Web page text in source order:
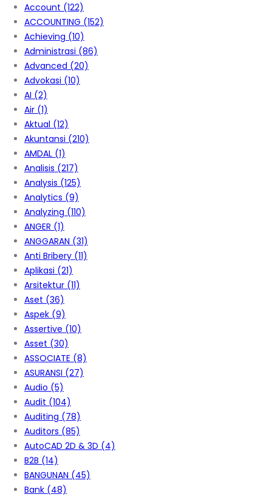
Account (122)
ACCOUNTING (152)
Achieving (10)
Administrasi (86)
Advanced (20)
Advokasi (10)
AI (2)
Air (1)
Aktual (12)
Akuntansi (210)
AMDAL (1)
Analisis (217)
Analysis (125)
Analytics (9)
Analyzing (110)
ANGER (1)
ANGGARAN (31)
Anti Bribery (11)
Aplikasi (21)
Arsitektur (11)
Aset (36)
Aspek (9)
Assertive (10)
Asset (30)
ASSOCIATE (8)
ASURANSI (27)
Audio (5)
Audit (104)
Auditing (78)
Auditors (85)
AutoCAD 2D & 3D (4)
B2B (14)
BANGUNAN (45)
Bank (48)